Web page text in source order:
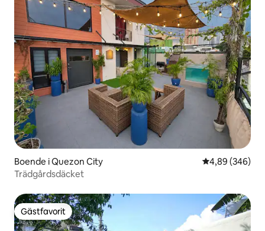
Boende i Quezon City 4,89 av 5 i
4,89 (346)
Trädgårdsdäcket
Gästfavorit
Gästfavorit